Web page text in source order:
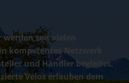
werden seit vielen
kompetentes Netzwerk
und Händler begleitet.
Velos erlauben dem